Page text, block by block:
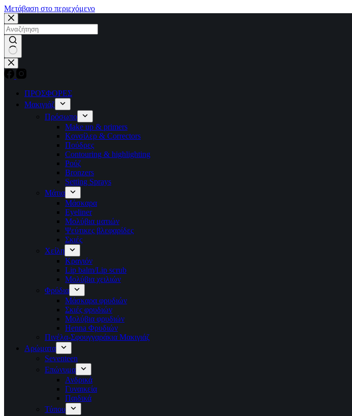
Μετάβαση στο περιεχόμενο
No
results
ΠΡΟΣΦΟΡΕΣ
Μακιγιάζ
Πρόσωπο
Make up & primers
Κονσίλερ & Correctors
Πούδρες
Contouring & highlighting
Ρούζ
Bronzers
Setting Sprays
Μάτια
Μάσκαρα
Eyeliner
Μολύβια ματιών
Ψεύτικες βλεφαρίδες
Σκιές
Χείλη
Κραγιόν
Lip balm/Lip scrub
Μολύβια χειλιών
Φρύδια
Μάσκαρα φρυδιών
Σκιές φρυδιών
Μολύβια φρυδιών
Henna Φρυδιών
Πινέλα-Σφουγγαράκια Μακιγιάζ
Αρώματα
Seventeen
Επώνυμα
Ανδρικά
Γυναικεία
Παιδικά
Τύπου